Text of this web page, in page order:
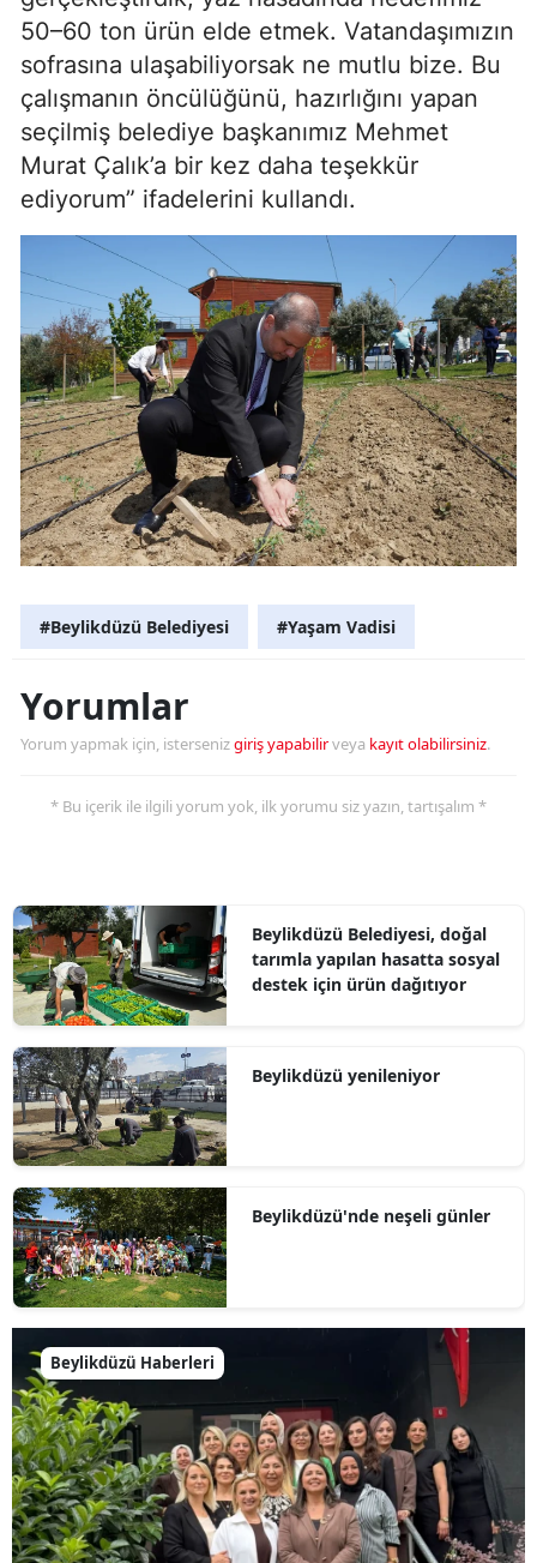
50–60 ton ürün elde etmek. Vatandaşımızın
sofrasına ulaşabiliyorsak ne mutlu bize. Bu
çalışmanın öncülüğünü, hazırlığını yapan
seçilmiş belediye başkanımız Mehmet
Murat Çalık’a bir kez daha teşekkür
ediyorum” ifadelerini kullandı.
#Beylikdüzü Belediyesi #Yaşam Vadisi
Yorumlar
Yorum yapmak için, istersenizgiriş yapabilirveya kayıt olabilirsiniz.
* Bu içerik ile ilgili yorum yok, ilk yorumu siz yazın, tartışalım *
Beylikdüzü Belediyesi, doğal
tarımla yapılan hasatta sosyal
destek için ürün dağıtıyor
Beylikdüzü yenileniyor
Beylikdüzü'nde neşeli günler
Beylikdüzü Haberleri